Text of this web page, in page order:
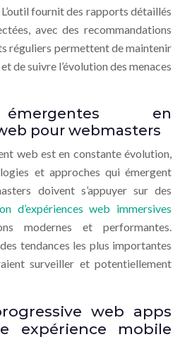
fournit des rapports détaillés
avec des recommandations
réguliers permettent de maintenir
de suivre l’évolution des menaces
en
pour webmasters
web est en constante évolution,
et approches qui émergent
doivent s’appuyer sur des
d’expériences web immersives
modernes et performantes.
tendances les plus importantes
surveiller et potentiellement
web apps
expérience mobile